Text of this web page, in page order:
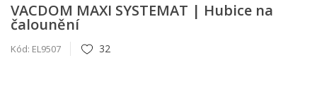
VACDOM MAXI SYSTEMAT | Hubice na
čalounění
Kód: EL9507 32